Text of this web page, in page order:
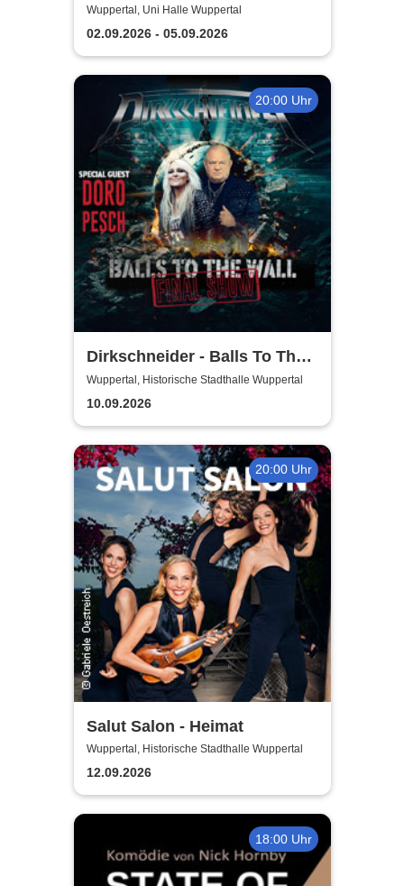
Bundesliga Saison 2026/27
Wuppertal, Uni Halle Wuppertal
02.09.2026 - 05.09.2026
20:00 Uhr
Dirkschneider - Balls To The
Wall
Wuppertal, Historische Stadthalle Wuppertal
10.09.2026
20:00 Uhr
Salut Salon - Heimat
Wuppertal, Historische Stadthalle Wuppertal
12.09.2026
18:00 Uhr